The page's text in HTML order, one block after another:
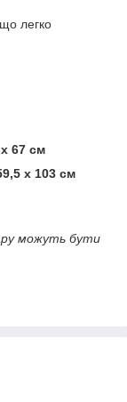
легко
x 67 см
x 103 см
можуть бути